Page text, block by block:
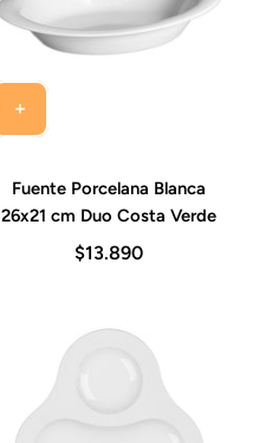
Fuente Porcelana Blanca
26x21 cm Duo Costa Verde
$13.890